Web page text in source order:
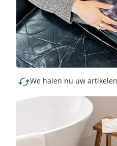
We halen nu uw